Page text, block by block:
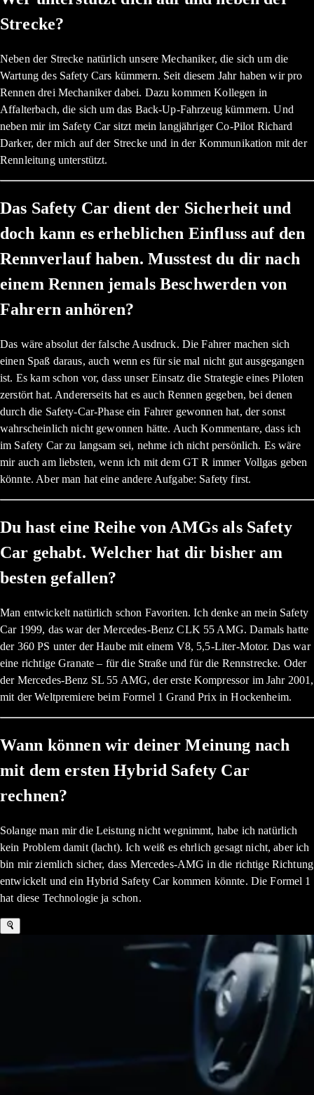
Strecke?
Neben der Strecke natürlich unsere Mechaniker, die sich um die
Wartung des Safety Cars kümmern. Seit diesem Jahr haben wir pro
Rennen drei Mechaniker dabei. Dazu kommen Kollegen in
Affalterbach, die sich um das Back-Up-Fahrzeug kümmern. Und
neben mir im Safety Car sitzt mein langjähriger Co-Pilot Richard
Darker, der mich auf der Strecke und in der Kommunikation mit der
Rennleitung unterstützt.
Das Safety Car dient der Sicherheit und
doch kann es erheblichen Einfluss auf den
Rennverlauf haben. Musstest du dir nach
einem Rennen jemals Beschwerden von
Fahrern anhören?
Das wäre absolut der falsche Ausdruck. Die Fahrer machen sich
einen Spaß daraus, auch wenn es für sie mal nicht gut ausgegangen
ist. Es kam schon vor, dass unser Einsatz die Strategie eines Piloten
zerstört hat. Andererseits hat es auch Rennen gegeben, bei denen
durch die Safety-Car-Phase ein Fahrer gewonnen hat, der sonst
wahrscheinlich nicht gewonnen hätte. Auch Kommentare, dass ich
im Safety Car zu langsam sei, nehme ich nicht persönlich. Es wäre
mir auch am liebsten, wenn ich mit dem GT R immer Vollgas geben
könnte. Aber man hat eine andere Aufgabe: Safety first.
Du hast eine Reihe von AMGs als Safety
Car gehabt. Welcher hat dir bisher am
besten gefallen?
Man entwickelt natürlich schon Favoriten. Ich denke an mein Safety
Car 1999, das war der Mercedes-Benz CLK 55 AMG. Damals hatte
der 360 PS unter der Haube mit einem V8, 5,5-Liter-Motor. Das war
eine richtige Granate – für die Straße und für die Rennstrecke. Oder
der Mercedes-Benz SL 55 AMG, der erste Kompressor im Jahr 2001,
mit der Weltpremiere beim Formel 1 Grand Prix in Hockenheim.
Wann können wir deiner Meinung nach
mit dem ersten Hybrid Safety Car
rechnen?
Solange man mir die Leistung nicht wegnimmt, habe ich natürlich
kein Problem damit (lacht). Ich weiß es ehrlich gesagt nicht, aber ich
bin mir ziemlich sicher, dass Mercedes-AMG in die richtige Richtung
entwickelt und ein Hybrid Safety Car kommen könnte. Die Formel 1
hat diese Technologie ja schon.